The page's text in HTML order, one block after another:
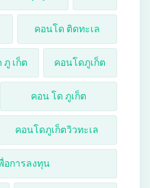
คอนโด ติดทะเล
ภู เก็ต คอนโดภูเก็ต
คอน โด ภูเก็ต
คอนโดภูเก็ตวิวทะเล
อการลงทุน